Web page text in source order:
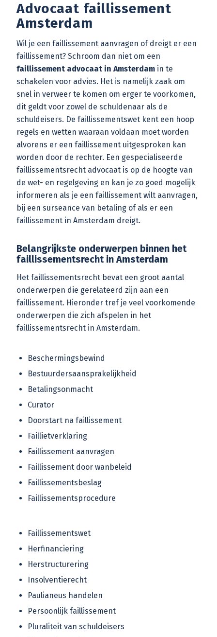
Advocaat faillissement
Amsterdam
Wil je een faillissement aanvragen of dreigt er een
faillissement? Schroom dan niet om een
faillissement advocaat in Amsterdamin te
schakelen voor advies. Het is namelijk zaak om
snel in verweer te komen om erger te voorkomen,
dit geldt voor zowel de schuldenaar als de
schuldeisers. De faillissementswetkent een hoop
regels en wetten waaraan voldaan moet worden
alvorens er een faillissement uitgesproken kan
worden door de rechter. Een gespecialiseerde
faillissementsrecht advocaatis op de hoogte van
de wet- en regelgeving en kan je zo goed mogelijk
informeren als je een faillissement wilt aanvragen,
bij een surseance van betaling of als er een
faillissement in Amsterdam dreigt.
Belangrijkste onderwerpen binnen het
faillissementsrecht in Amsterdam
Het faillissementsrecht bevat een groot aantal
onderwerpen die gerelateerd zijn aan een
faillissement. Hieronder tref je veel voorkomende
onderwerpen die zich afspelen in het
faillissementsrecht in Amsterdam.
Beschermingsbewind
Bestuurdersaansprakelijkheid
Betalingsonmacht
Curator
Doorstart na faillissement
Faillietverklaring
Faillissement aanvragen
Faillissement door wanbeleid
Faillissementsbeslag
Faillissementsprocedure
Faillissementswet
Herfinanciering
Herstructurering
Insolventierecht
Paulianeus handelen
Persoonlijk faillissement
Pluraliteit van schuldeisers